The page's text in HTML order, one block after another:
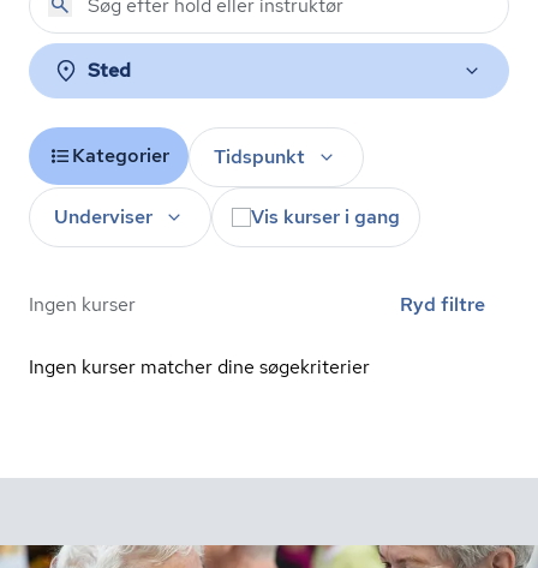
Sted
Kategorier Tidspunkt
Underviser Vis kurser i gang
Ingen kurser Ryd filtre
Ingen kurser matcher dine søgekriterier